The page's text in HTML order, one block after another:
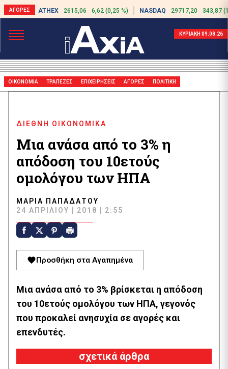
ATHEX 2615,06 6,62 (0,25 %) NASDAQ 29717,20 343,87
ΚΥΡΙΑΚΗ 09.08.26
ΟΙΚΟΝΟΜΙΑ ΤΡΑΠΕΖΕΣ ΕΠΙΧΕΙΡΗΣΕΙΣ ΑΓΟΡΕΣ ΠΟΛΙΤΙΚΗ
ΔΙΕΘΝΗ ΟΙΚΟΝΟΜΙΚΑ
Μια ανάσα από το 3% η
απόδοση του 10ετούς
ομολόγου των ΗΠΑ
ΜΑΡΊΑ ΠΑΠΑΔΆΤΟΥ
24 ΑΠΡΙΛΊΟΥ | 2018 | 2:55
Προσθήκη στα Αγαπημένα
Μια ανάσα από το 3% βρίσκεται η απόδοση
του 10ετούς ομολόγου των ΗΠΑ, γεγονός
που προκαλεί ανησυχία σε αγορές και
επενδυτές.
σχετικά άρθρα